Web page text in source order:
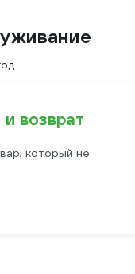
возврат
который не